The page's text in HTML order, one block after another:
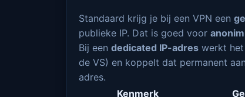
Standaard krijg je bij een VPN een
publieke IP. Dat is goed voor
Bij een dedicated IP-adreswerkt het
de VS) en koppelt dat permanent
adres.
Kenmerk